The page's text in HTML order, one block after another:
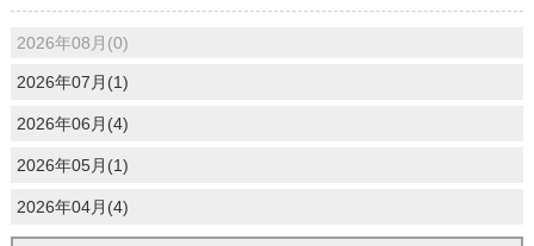
2026年08月(0)
2026年07月(1)
2026年06月(4)
2026年05月(1)
2026年04月(4)